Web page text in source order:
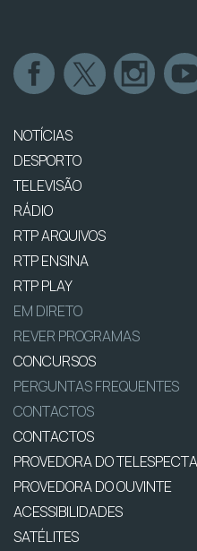
NOTÍCIAS
DESPORTO
TELEVISÃO
RÁDIO
RTP ARQUIVOS
RTP ENSINA
RTP PLAY
EM DIRETO
REVER PROGRAMAS
CONCURSOS
PERGUNTAS FREQUENTES
CONTACTOS
CONTACTOS
PROVEDORA DO
PROVEDORA DO OUVINTE
ACESSIBILIDADES
SATÉLITES